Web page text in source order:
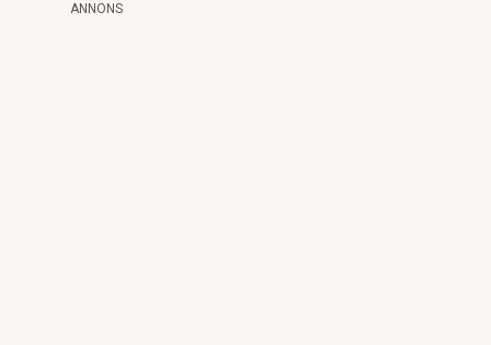
ANNONS